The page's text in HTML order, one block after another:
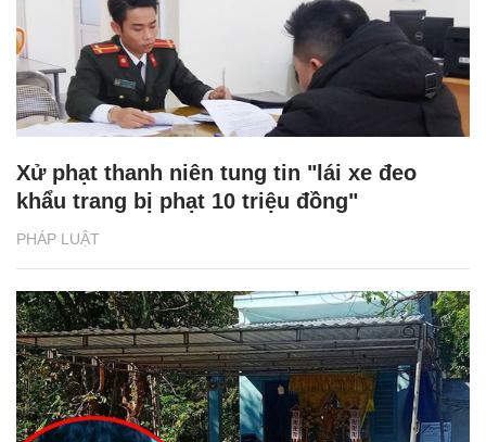
PHÁP LUẬT
Xử phạt thanh niên tung tin "lái xe đeo
khẩu trang bị phạt 10 triệu đồng"